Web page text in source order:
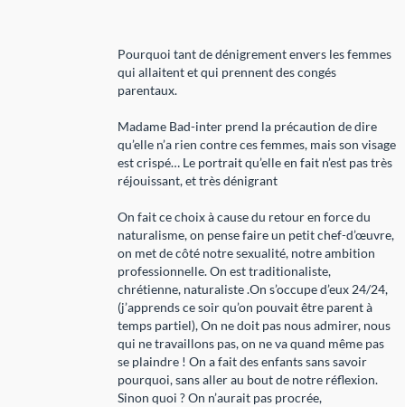
Pourquoi tant de dénigrement envers les femmes
qui allaitent et qui prennent des congés
parentaux.
Madame Bad-inter prend la précaution de dire
qu’elle n’a rien contre ces femmes, mais son visage
est crispé… Le portrait qu’elle en fait n’est pas très
réjouissant, et très dénigrant
On fait ce choix à cause du retour en force du
naturalisme, on pense faire un petit chef-d’œuvre,
on met de côté notre sexualité, notre ambition
professionnelle. On est traditionaliste,
chrétienne, naturaliste .On s’occupe d’eux 24/24,
(j’apprends ce soir qu’on pouvait être parent à
temps partiel), On ne doit pas nous admirer, nous
qui ne travaillons pas, on ne va quand même pas
se plaindre ! On a fait des enfants sans savoir
pourquoi, sans aller au bout de notre réflexion.
Sinon quoi ? On n’aurait pas procrée,